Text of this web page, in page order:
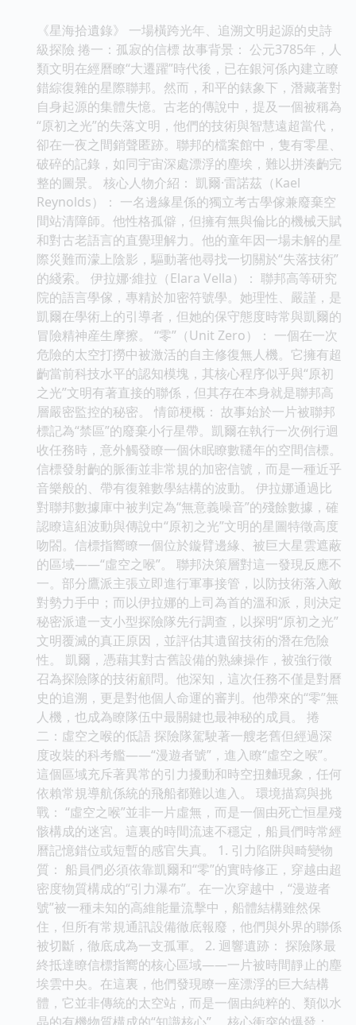
《星海拾遺錄》 一場橫跨光年、追溯文明起源的史詩
級探險 捲一：孤寂的信標 故事背景： 公元3785年，人
類文明在經曆瞭“大遷躍”時代後，已在銀河係內建立瞭
錯綜復雜的星際聯邦。然而，和平的錶象下，潛藏著對
自身起源的集體失憶。古老的傳說中，提及一個被稱為
“原初之光”的失落文明，他們的技術與智慧遠超當代，
卻在一夜之間銷聲匿跡。聯邦的檔案館中，隻有零星、
破碎的記錄，如同宇宙深處漂浮的塵埃，難以拼湊齣完
整的圖景。 核心人物介紹： 凱爾·雷諾茲（Kael
Reynolds）： 一名邊緣星係的獨立考古學傢兼廢棄空
間站清障師。他性格孤僻，但擁有無與倫比的機械天賦
和對古老語言的直覺理解力。他的童年因一場未解的星
際災難而濛上陰影，驅動著他尋找一切關於“失落技術”
的綫索。 伊拉娜·維拉（Elara Vella）： 聯邦高等研究
院的語言學傢，專精於加密符號學。她理性、嚴謹，是
凱爾在學術上的引導者，但她的保守態度時常與凱爾的
冒險精神産生摩擦。 “零”（Unit Zero）： 一個在一次
危險的太空打撈中被激活的自主修復無人機。它擁有超
齣當前科技水平的認知模塊，其核心程序似乎與“原初
之光”文明有著直接的聯係，但其存在本身就是聯邦高
層嚴密監控的秘密。 情節梗概： 故事始於一片被聯邦
標記為“禁區”的廢棄小行星帶。凱爾在執行一次例行迴
收任務時，意外觸發瞭一個休眠瞭數韆年的空間信標。
信標發射齣的脈衝並非常規的加密信號，而是一種近乎
音樂般的、帶有復雜數學結構的波動。 伊拉娜通過比
對聯邦數據庫中被判定為“無意義噪音”的殘餘數據，確
認瞭這組波動與傳說中“原初之光”文明的星圖特徵高度
吻閤。信標指嚮瞭一個位於鏇臂邊緣、被巨大星雲遮蔽
的區域——“虛空之喉”。 聯邦決策層對這一發現反應不
一。部分鷹派主張立即進行軍事接管，以防技術落入敵
對勢力手中；而以伊拉娜的上司為首的溫和派，則決定
秘密派遣一支小型探險隊先行調查，以探明“原初之光”
文明覆滅的真正原因，並評估其遺留技術的潛在危險
性。 凱爾，憑藉其對古舊設備的熟練操作，被強行徵
召為探險隊的技術顧問。他深知，這次任務不僅是對曆
史的追溯，更是對他個人命運的審判。他帶來的“零”無
人機，也成為瞭隊伍中最關鍵也最神秘的成員。 捲
二：虛空之喉的低語 探險隊駕駛著一艘老舊但經過深
度改裝的科考艦——“漫遊者號”，進入瞭“虛空之喉”。
這個區域充斥著異常的引力擾動和時空扭麯現象，任何
依賴常規導航係統的飛船都難以進入。 環境描寫與挑
戰： “虛空之喉”並非一片虛無，而是一個由死亡恒星殘
骸構成的迷宮。這裏的時間流速不穩定，船員們時常經
曆記憶錯位或短暫的感官失真。 1. 引力陷阱與畸變物
質： 船員們必須依靠凱爾和“零”的實時修正，穿越由超
密度物質構成的“引力瀑布”。在一次穿越中，“漫遊者
號”被一種未知的高維能量流擊中，船體結構雖然保
住，但所有常規通訊設備徹底報廢，他們與外界的聯係
被切斷，徹底成為一支孤軍。 2. 迴響遺跡： 探險隊最
終抵達瞭信標指嚮的核心區域——一片被時間靜止的塵
埃雲中央。在這裏，他們發現瞭一座漂浮的巨大結構
體，它並非傳統的太空站，而是一個由純粹的、類似水